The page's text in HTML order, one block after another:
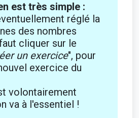
est très simple :
réglé la
des nombres
cliquer sur le
un exercice", pour
exercice du
volontairement
va à l'essentiel !